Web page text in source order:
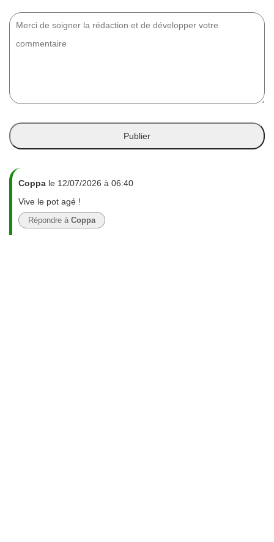
Coppa le 12/07/2026 à 06:40
Vive le pot agé !
Répondre à Coppa